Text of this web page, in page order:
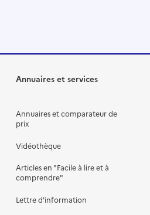
Annuaires et services
Annuaires et comparateur de
prix
Vidéothèque
Articles en "Facile à lire et à
comprendre"
Lettre d'information